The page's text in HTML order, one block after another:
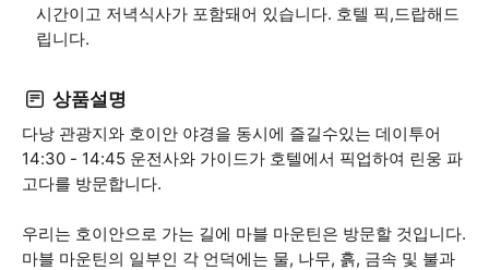
시간이고 저녁식사가 포함돼어 있습니다. 호텔 픽,드랍해드
립니다.
상품설명
다낭 관광지와 호이안 야경을 동시에 즐길수있는 데이투어
14:30 - 14:45 운전사와 가이드가 호텔에서 픽업하여 린웅 파
고다를 방문합니다.
우리는 호이안으로 가는 길에 마블 마운틴은 방문할 것입니다.
마블 마운틴의 일부인 각 언덕에는 물, 나무, 흙, 금속 및 불과